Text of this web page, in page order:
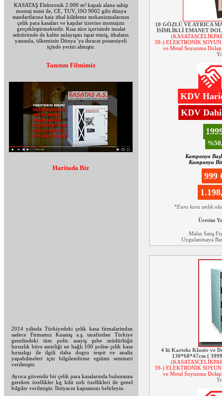
KASATAŞ Elektronik 2.000 m² kapalı alana sahip
montaj tesisi ile, CE, TUV, ISO 9002 gibi dünya
standartlarına haiz ithal kilitleme mekanizmalarının
çelik para kasaları ve kapılar üzerine montajını
gerçekleştirmektedir. Kısa süre içerisinde imalat
sektöründe de kalite anlayışını ispat etmiş, ithalatın
yanında, ülkemizin Dünya 'ya ihracat potansiyeli
içinde yerini almıştır.
Tanıtım Filmimiz
Haritada Biz
2014 yılinda Türkiyedeki çelik kasa firmalarindan
sadece Firmamız Kasataş a.ş. tarafindan Türkiye
genelindeki tüm polis asayiş şube müdürlüğü
hırsızlık büro amirliği ne bağlı 100 polise çelik kasa
hırsızlıgı ile ilgili daha dogru tespit ve analiz
yapabilmeleri için bilgilendirme egitimi semineri
verilmiştir.
Ayrıca güvenilir bir çelik para kasalarında bulunması
gereken özellikler kg kilit zırh özellikleri ile genel
bilgiler verilmiştir. İhtiyacın kapsamını belirleyin.
10 GÖZLÜ VE AYRICA
İSİMLİKLİ EMANET
(
39-) ELEKTRONİK
ve Metal Soyunma
KDV
KDV
Kampanya
Kampanya
999
*Euro kuru anlık
Üretim
Malın Satış
Uygulanmaya
4 lü Karteks Klasör ve
130*68*47cm (
(
39-) ELEKTRONİK
ve Metal Soyunma